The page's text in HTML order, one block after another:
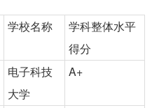
学校名称
学科整体水平
得分
电子科技
大学
A+